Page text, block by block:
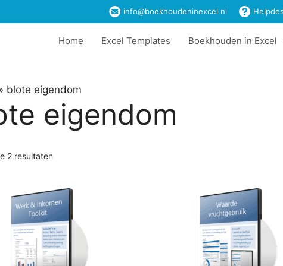
info@boekhoudeninexcel.nl
Home Excel Templates Boekhouden in Excel
blote eigendom
eigendom
2 resultaten